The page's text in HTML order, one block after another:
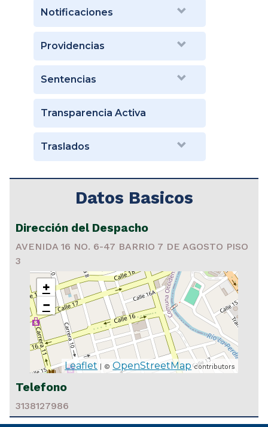
Notificaciones
Providencias
Sentencias
Transparencia Activa
Traslados
Datos Basicos
Dirección del Despacho
AVENIDA 16 NO. 6-47 BARRIO 7 DE AGOSTO PISO
3
+
−
Leaflet | ©OpenStreetMap contributors
Telefono
3138127986